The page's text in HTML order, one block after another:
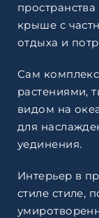
крыше с
отдыха и
Сам
растениями,
видом на
для
уединения.
Интерьер в
стиле стиле,